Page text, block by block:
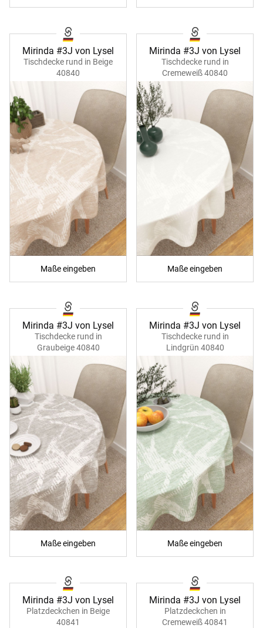
Mirinda #3J von Lysel
Tischdecke rund in Beige
40840
Maße eingeben
Mirinda #3J von Lysel
Tischdecke rund in
Cremeweiß 40840
Maße eingeben
Mirinda #3J von Lysel
Tischdecke rund in
Graubeige 40840
Maße eingeben
Mirinda #3J von Lysel
Tischdecke rund in
Lindgrün 40840
Maße eingeben
Mirinda #3J von Lysel
Platzdeckchen in Beige
40841
Mirinda #3J von Lysel
Platzdeckchen in
Cremeweiß 40841